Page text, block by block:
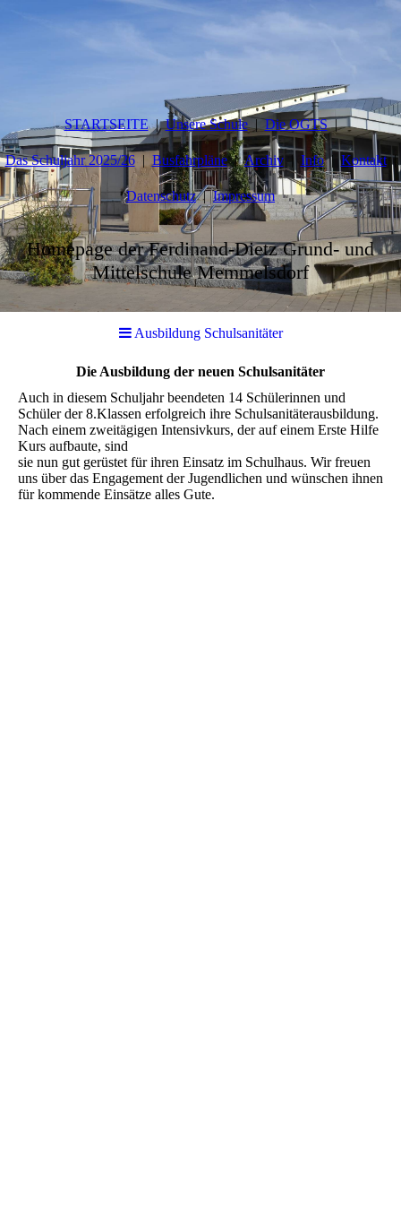
STARTSEITE Unsere Schule Die OGTS
Das Schuljahr 2025/26 Busfahrpläne Archiv Info Kontakt
Datenschutz Impressum
Homepage der Ferdinand-Dietz Grund- und
Mittelschule Memmelsdorf
Ausbildung Schulsanitäter
Die Ausbildung der neuen Schulsanitäter
Auch in diesem Schuljahr beendeten 14 Schülerinnen und
Schüler der 8.Klassen erfolgreich ihre Schulsanitäterausbildung.
Nach einem zweitägigen Intensivkurs, der auf einem Erste Hilfe
Kurs aufbaute, sind
sie nun gut gerüstet für ihren Einsatz im Schulhaus. Wir freuen
uns über das Engagement der Jugendlichen und wünschen ihnen
für kommende Einsätze alles Gute.